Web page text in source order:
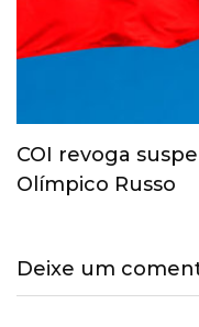
COI revoga
Olímpico Russo
Deixe um